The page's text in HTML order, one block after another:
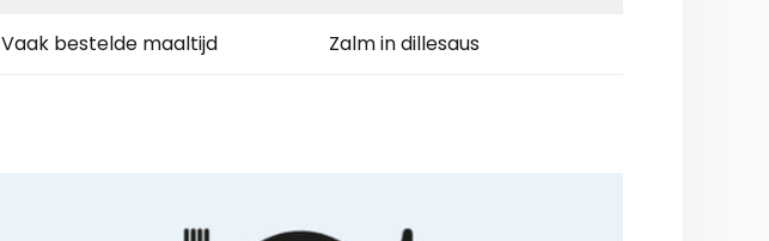
Vaak bestelde maaltijd Zalm in dillesaus